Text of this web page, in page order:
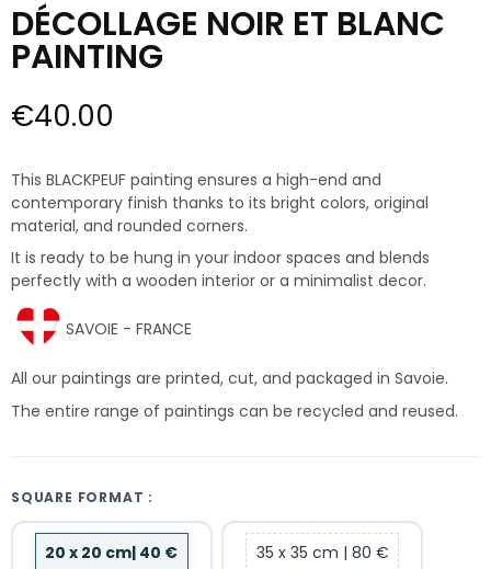
DÉCOLLAGE NOIR ET BLANC
PAINTING
€40.00
This BLACKPEUF painting ensures a high-end and
contemporary finish thanks to its bright colors, original
material, and rounded corners.
It is ready to be hung in your indoor spaces and blends
perfectly with a wooden interior or a minimalist decor.
SAVOIE - FRANCE
All our paintings are printed, cut, and packaged in Savoie.
The entire range of paintings can be recycled and reused.
SQUARE FORMAT :
20 x 20 cm| 40 € 35 x 35 cm | 80 €